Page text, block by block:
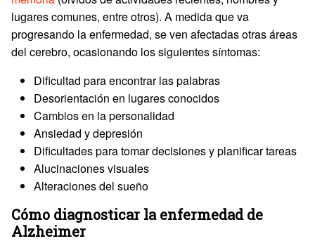
lugares comunes, entre otros). A medida que va
progresando la enfermedad, se ven afectadas otras áreas
del cerebro, ocasionando los siguientes síntomas:
Dificultad para encontrar las palabras
Desorientación en lugares conocidos
Cambios en la personalidad
Ansiedad y depresión
Dificultades para tomar decisiones y planificar tareas
Alucinaciones visuales
Alteraciones del sueño
Cómo diagnosticar la enfermedad de
Alzheimer